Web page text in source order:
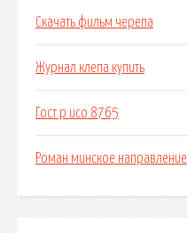
Скачать фильм черепа
Журнал клепа купить
Гост р исо 8765
Роман минское направление